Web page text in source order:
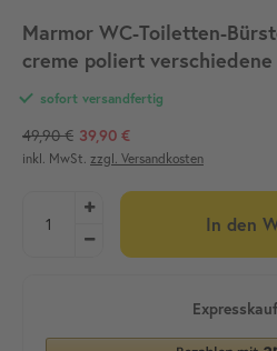
Marmor WC-Toiletten-
creme poliert verschiedene
sofort versandfertig
49,90 € 39,90 €
inkl. MwSt. zzgl. Versandkosten
In den